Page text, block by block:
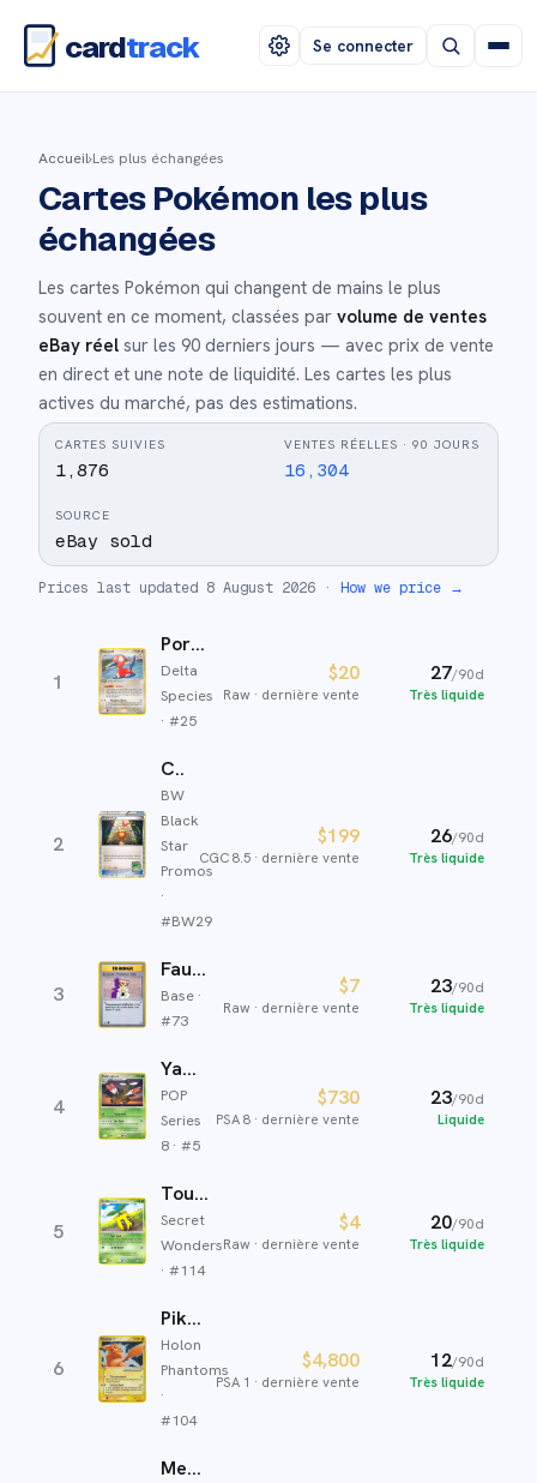
cardtrack Se connecter
Accueil›Les plus échangées
Cartes Pokémon les plus
échangées
Les cartes Pokémon qui changent de mains le plus
souvent en ce moment, classées par volume de ventes
eBay réel sur les 90 derniers jours — avec prix de vente
en direct et une note de liquidité. Les cartes les plus
actives du marché, pas des estimations.
CARTES SUIVIES
1,876
VENTES RÉELLES · 90 JOURS
16,304
SOURCE
eBay sold
Prices last updated 8 August 2026 · How we price →
1
Porygon2
Delta
Species
· #25
$20
Raw · dernière vente
27/90d
Très liquide
2
Coupe Victoire
BW
Black
Star
Promos
·
#BW29
$199
CGC 8.5 · dernière vente
26/90d
Très liquide
3
Faux Professeur Chen
Base ·
#73
$7
Raw · dernière vente
23/90d
Très liquide
4
Yanmega
POP
Series
8 · #5
$730
PSA 8 · dernière vente
23/90d
Liquide
5
Tournegrin
Secret
Wonders
· #114
$4
Raw · dernière vente
20/90d
Très liquide
6
Pikachu ☆
Holon
Phantoms
·
#104
$4,800
PSA 1 · dernière vente
12/90d
Très liquide
Mewtwo ☆